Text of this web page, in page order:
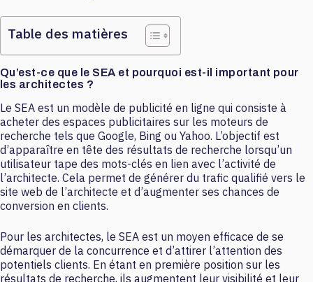
Table des matières
Qu’est-ce que le SEA et pourquoi est-il important pour
les architectes ?
Le SEA est un modèle de publicité en ligne qui consiste à
acheter des espaces publicitaires sur les moteurs de
recherche tels que Google, Bing ou Yahoo. L’objectif est
d’apparaître en tête des résultats de recherche lorsqu’un
utilisateur tape des mots-clés en lien avec l’activité de
l’architecte. Cela permet de générer du trafic qualifié vers le
site web de l’architecte et d’augmenter ses chances de
conversion en clients.
Pour les architectes, le SEA est un moyen efficace de se
démarquer de la concurrence et d’attirer l’attention des
potentiels clients. En étant en première position sur les
résultats de recherche, ils augmentent leur visibilité et leur